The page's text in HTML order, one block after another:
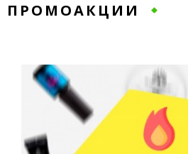
ПРОМОАКЦИИ